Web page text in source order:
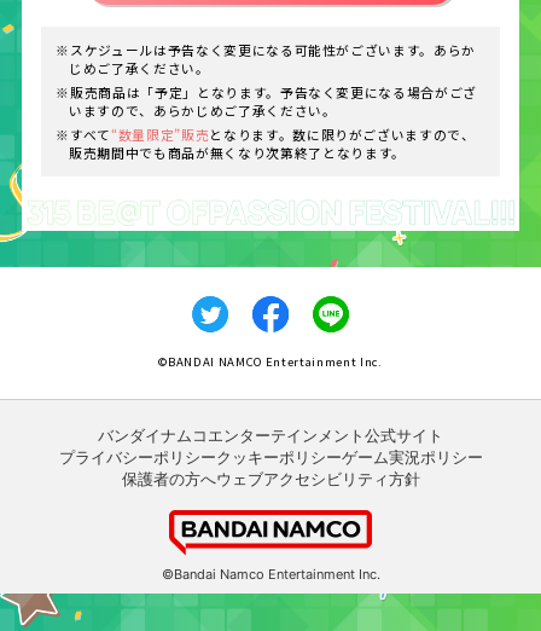
※スケジュールは予告なく変更になる可能性がございます。あらか
じめご了承ください。
※販売商品は「予定」となります。予告なく変更になる場合がござ
いますので、あらかじめご了承ください。
※すべて“数量限定”販売 となります。数に限りがございますので、
販売期間中でも商品が無くなり次第終了となります。
©BANDAI NAMCO Entertainment Inc.
バンダイナムコエンターテインメント公式サイト
プライバシーポリシークッキーポリシーゲーム実況ポリシー
保護者の方へウェブアクセシビリティ方針
©Bandai Namco Entertainment Inc.